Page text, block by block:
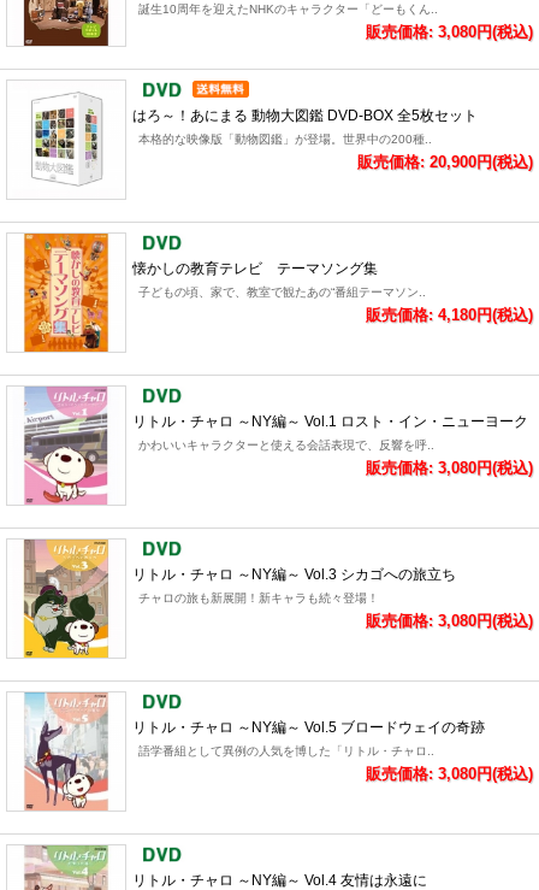
誕生10周年を迎えたNHKのキャラクター「どーもくん..
販売価格: 3,080円(税込)
はろ～！あにまる 動物大図鑑 DVD-BOX 全5枚セット
本格的な映像版「動物図鑑」が登場。世界中の200種..
販売価格: 20,900円(税込)
懐かしの教育テレビ テーマソング集
子どもの頃、家で、教室で観たあの“番組テーマソン..
販売価格: 4,180円(税込)
リトル・チャロ ～NY編～ Vol.1 ロスト・イン・ニューヨーク
かわいいキャラクターと使える会話表現で、反響を呼..
販売価格: 3,080円(税込)
リトル・チャロ ～NY編～ Vol.3 シカゴへの旅立ち
チャロの旅も新展開！新キャラも続々登場！
販売価格: 3,080円(税込)
リトル・チャロ ～NY編～ Vol.5 ブロードウェイの奇跡
語学番組として異例の人気を博した「リトル・チャロ..
販売価格: 3,080円(税込)
リトル・チャロ ～NY編～ Vol.4 友情は永遠に